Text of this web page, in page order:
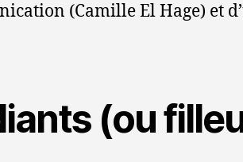
(Camille El Hage) et
(ou